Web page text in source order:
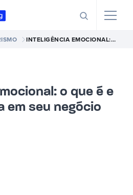
INTELIGÊNCIA EMOCIONAL: O QUE É E COMO IMPACTA EM SEU NEGÓCIO
o que é e
em seu negócio